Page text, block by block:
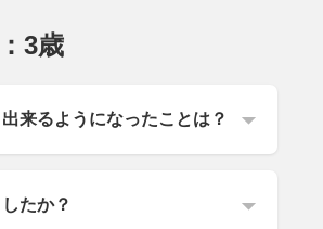
3歳
来るようになったことは？
たか？